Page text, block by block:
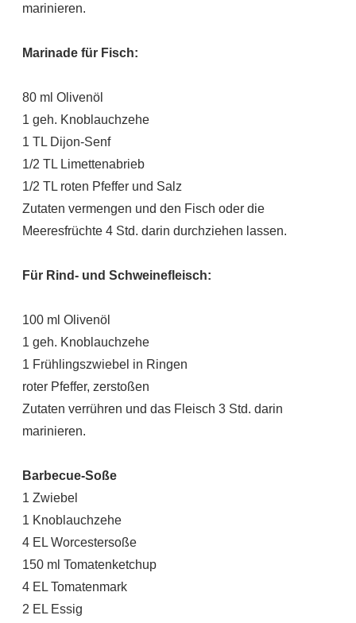
marinieren.
Marinade für Fisch:
80 ml Olivenöl
1 geh. Knoblauchzehe
1 TL Dijon-Senf
1/2 TL Limettenabrieb
1/2 TL roten Pfeffer und Salz
Zutaten vermengen und den Fisch oder die
Meeresfrüchte 4 Std. darin durchziehen lassen.
Für Rind- und Schweinefleisch:
100 ml Olivenöl
1 geh. Knoblauchzehe
1 Frühlingszwiebel in Ringen
roter Pfeffer, zerstoßen
Zutaten verrühren und das Fleisch 3 Std. darin
marinieren.
Barbecue-Soße
1 Zwiebel
1 Knoblauchzehe
4 EL Worcestersoße
150 ml Tomatenketchup
4 EL Tomatenmark
2 EL Essig